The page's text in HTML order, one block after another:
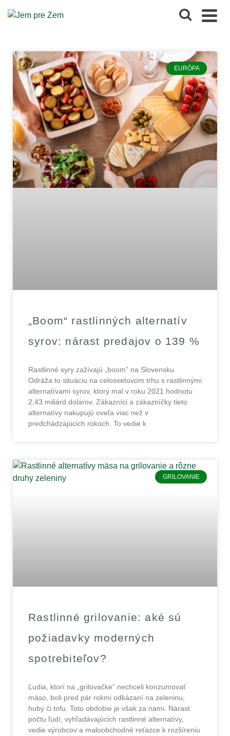
EURÓPA
„Boom“ rastlinných alternatív
syrov: nárast predajov o 139 %
Rastlinné syry zažívajú „boom” na Slovensku.
Odráža to situáciu na celosvetovom trhu s rastlinnými
alternatívami syrov, ktorý mal v roku 2021 hodnotu
2,43 miliárd dolárov. Zákazníci a zákazníčky tieto
alternatívy nakupujú oveľa viac než v
predchádzajúcich rokoch. To vedie k
GRILOVANIE
Rastlinné grilovanie: aké sú
požiadavky moderných
spotrebiteľov?
Ľudia, ktorí na „grilovačke” nechceli konzumovať
mäso, boli pred pár rokmi odkázaní na zeleninu,
huby či tofu. Toto obdobie je však za nami. Nárast
počtu ľudí, vyhľadávajúcich rastlinné alternatívy,
vedie výrobcov a maloobchodné reťazce k rozšíreniu